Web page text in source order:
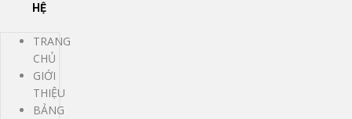
HỆ
TRANG
CHỦ
GIỚI
THIỆU
BẢNG